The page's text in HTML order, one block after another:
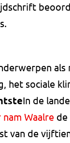
het sociale
In de
Waalre
van de